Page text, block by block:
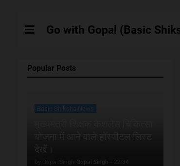
Go with Gopal (Basic
Popular Posts
Basic Shiksha News
देखें।
Gopal Singh